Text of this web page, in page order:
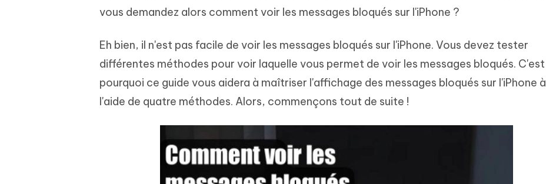
iAnyGo- iOS APP
Changer l'emplacement de l'iPhone sans
iAnyGo - Faux GPS Android APP
Changer l'emplacement Android sans PC
iCareFone Transfer APP
Transférer le chat WhatsApp
Android/iPhone
UltData for Android APP Cleanup Pro APP
2.0.0 Tenorshare AI Diagrimo
rapidement avec l'IA
vous demandez alors comment voir les messages bloqués sur l'iPhone ?
Eh bien, il n'est pas facile de voir les messages bloqués sur l'iPhone. Vous devez tester
différentes méthodes pour voir laquelle vous permet de voir les messages bloqués. C'est
pourquoi ce guide vous aidera à maîtriser l'affichage des messages bloqués sur l'iPhone à
l'aide de quatre méthodes. Alors, commençons tout de suite !